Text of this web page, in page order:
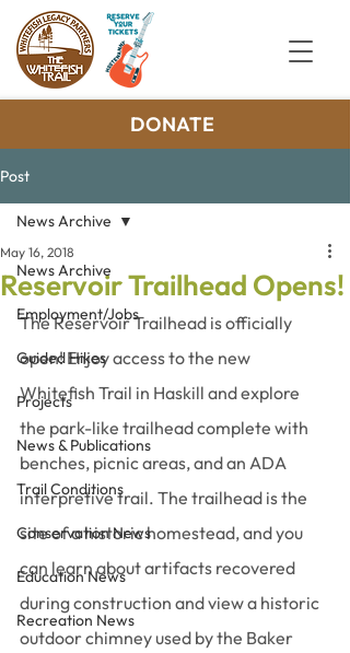
DONATE
Post
News Archive
Employment/Jobs
Guided Hikes
Projects
News & Publications
Trail Conditions
Conservation News
Education News
Recreation News
News Archive
Reservoir Trailhead Opens!
May 16, 2018
The Reservoir Trailhead is officially
open! Enjoy access to the new
Whitefish Trail in Haskill and explore
the park-like trailhead complete with
benches, picnic areas, and an ADA
interpretive trail. The trailhead is the
site of a historic homestead, and you
can learn about artifacts recovered
during construction and view a historic
outdoor chimney used by the Baker